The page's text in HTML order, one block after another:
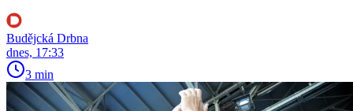
Budějcká Drbna
dnes, 17:33
3 min